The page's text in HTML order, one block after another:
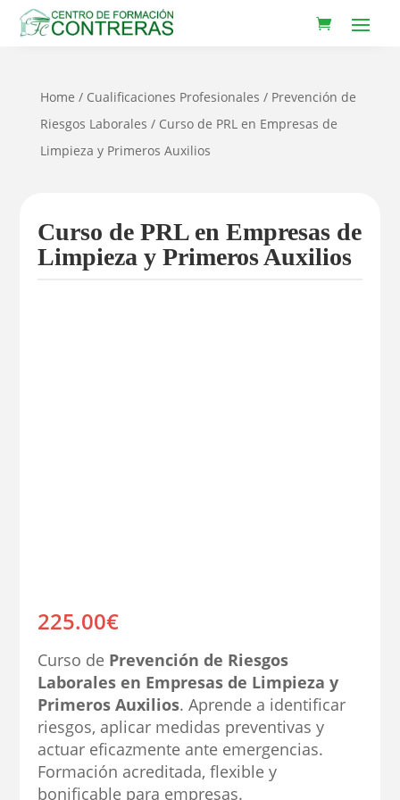
Home / Cualificaciones Profesionales / Prevención de
Riesgos Laborales / Curso de PRL en Empresas de
Limpieza y Primeros Auxilios
Curso de PRL en Empresas de
Limpieza y Primeros Auxilios
225.00€
Curso de Prevención de Riesgos
Laborales en Empresas de Limpieza y
Primeros Auxilios. Aprende a identificar
riesgos, aplicar medidas preventivas y
actuar eficazmente ante emergencias.
Formación acreditada, flexible y
bonificable para empresas.